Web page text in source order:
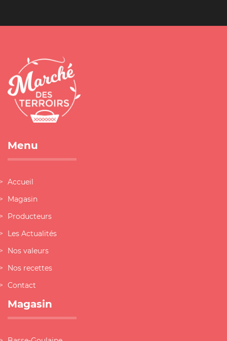
Menu
Accueil
Magasin
Producteurs
Les Actualités
Nos valeurs
Nos recettes
Contact
Magasin